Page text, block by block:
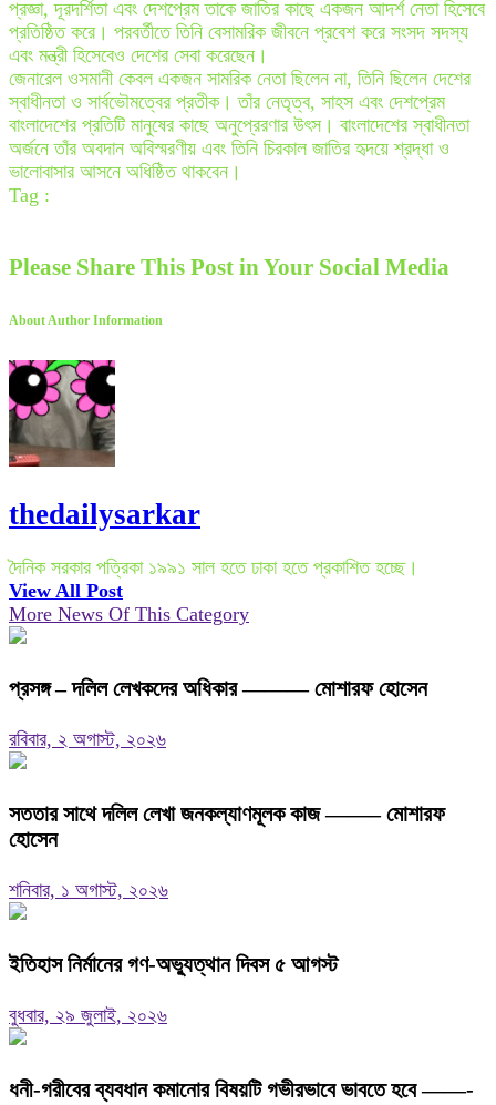
প্রজ্ঞা, দূরদর্শিতা এবং দেশপ্রেম তাকে জাতির কাছে একজন আদর্শ নেতা হিসেবে
প্রতিষ্ঠিত করে। পরবর্তীতে তিনি বেসামরিক জীবনে প্রবেশ করে সংসদ সদস্য
এবং মন্ত্রী হিসেবেও দেশের সেবা করেছেন।
জেনারেল ওসমানী কেবল একজন সামরিক নেতা ছিলেন না, তিনি ছিলেন দেশের
স্বাধীনতা ও সার্বভৌমত্বের প্রতীক। তাঁর নেতৃত্ব, সাহস এবং দেশপ্রেম
বাংলাদেশের প্রতিটি মানুষের কাছে অনুপ্রেরণার উৎস। বাংলাদেশের স্বাধীনতা
অর্জনে তাঁর অবদান অবিস্মরণীয় এবং তিনি চিরকাল জাতির হৃদয়ে শ্রদ্ধা ও
ভালোবাসার আসনে অধিষ্ঠিত থাকবেন।
Tag :
Please Share This Post in Your Social Media
About Author Information
thedailysarkar
দৈনিক সরকার পত্রিকা ১৯৯১ সাল হতে ঢাকা হতে প্রকাশিত হচ্ছে।
View All Post
More News Of This Category
প্রসঙ্গ – দলিল লেখকদের অধিকার ——— মোশারফ হোসেন
রবিবার, ২ অগাস্ট, ২০২৬
সততার সাথে দলিল লেখা জনকল্যাণমূলক কাজ ——– মোশারফ
হোসেন
শনিবার, ১ অগাস্ট, ২০২৬
ইতিহাস নির্মানের গণ-অভ্যুত্থান দিবস ৫ আগস্ট
বুধবার, ২৯ জুলাই, ২০২৬
ধনী-গরীবের ব্যবধান কমানোর বিষয়টি গভীরভাবে ভাবতে হবে ——-